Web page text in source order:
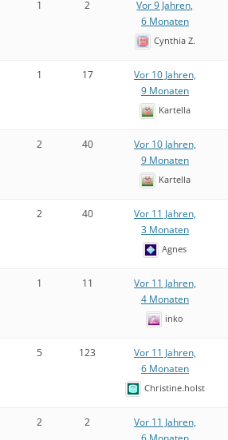
BINDUNGSFORMEN
BLOCH: KANIDENVERBÄNDE
BLOCH IN „WÖLFE UND KINDER“
THOMAS RIEPE IN DOGSTODAY
BAUMANN / GANSLOSSER IN „
HANNAH MAXELLON IN
GASTBEITRAG SABINE NEUMANN
SCHON BEIM ALTER VERSCHÄTZT
„NUR CHAOS“
„ERFOLG“ EINES WORKSHOPS
INNEN GUT, AUSSEN BÖSE
1 2
Vor 9 Jahren,
6 Monaten
Cynthia Z.
1 17
Vor 10 Jahren,
9 Monaten
Kartella
2 40
Vor 10 Jahren,
9 Monaten
Kartella
2 40
Vor 11 Jahren,
3 Monaten
Agnes
1 11
Vor 11 Jahren,
4 Monaten
inko
5 123
Vor 11 Jahren,
6 Monaten
Christine.holst
2 2
Vor 11 Jahren,